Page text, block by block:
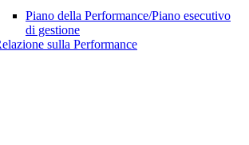
Piano della Performance/Piano esecutivo
di gestione
sulla Performance